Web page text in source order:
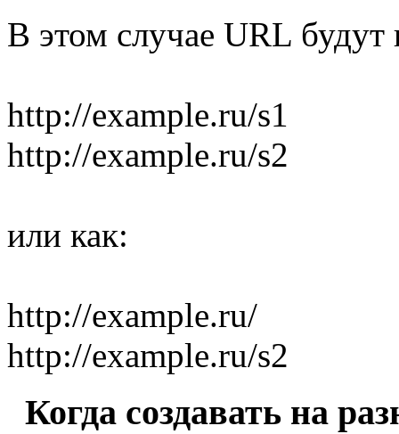
В этом случае URL будут
http://example.ru/s1
http://example.ru/s2
или как:
http://example.ru/
http://example.ru/s2
Когда создавать на